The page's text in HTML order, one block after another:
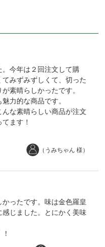
今年は２回注文して購
みずみずしくて、切った
素晴らしかったです。
力的な商品です。
な素晴らしい商品が注文
ます！
（うみちゃん 様）
ったです。味は金色羅皇
じました。とにかく美味